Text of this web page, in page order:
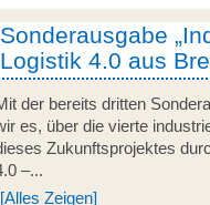
Sonderausgabe
Logistik 4.0 aus
der bereits dritten
es, über die vierte
Zukunftsprojektes
–...
[Alles Zeigen]